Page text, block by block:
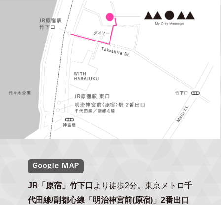
JR「原宿」竹下口 より徒歩2分。東京メトロ千
代田線/副都心線「明治神宮前(原宿)」2番出口